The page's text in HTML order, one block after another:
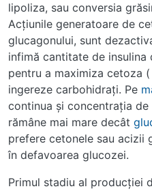
lipoliza, sau conversia
Acţiunile generatoare de
glucagonului, sunt
infimă cantitate de insulina
pentru a maximiza cetoza
ingereze carbohidraţi. Pe
continua şi concentraţia
rămâne mai mare decât
prefere cetonele sau acizii
în defavoarea glucozei.
Primul stadiu al producţiei